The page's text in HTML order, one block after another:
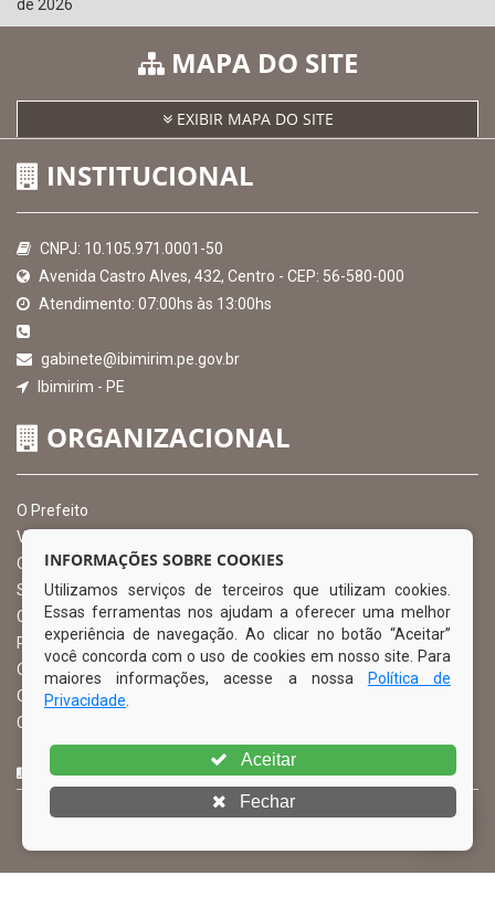
de 2026
MAPA DO SITE
EXIBIR MAPA DO SITE
INSTITUCIONAL
CNPJ: 10.105.971.0001-50
Avenida Castro Alves, 432, Centro - CEP: 56-580-000
Atendimento: 07:00hs às 13:00hs
gabinete@ibimirim.pe.gov.br
Ibimirim - PE
ORGANIZACIONAL
O Prefeito
Vice Prefeito
Ouvidoria Municipal
Serviço de Informação ao Cidadão – SIC
Chefe de Gabinete
Procuradoria Geral
Órgão de Controle Interno
Organograma
Comissão Permanente de Licitação – CPL
CURTA NOSSA FAN PAGE
INFORMAÇÕES SOBRE COOKIES
Utilizamos serviços de terceiros que utilizam cookies.
Essas ferramentas nos ajudam a oferecer uma melhor
experiência de navegação. Ao clicar no botão “Aceitar”
você concorda com o uso de cookies em nosso site. Para
maiores informações, acesse a nossa
Política de
Privacidade
Aceitar
Fechar